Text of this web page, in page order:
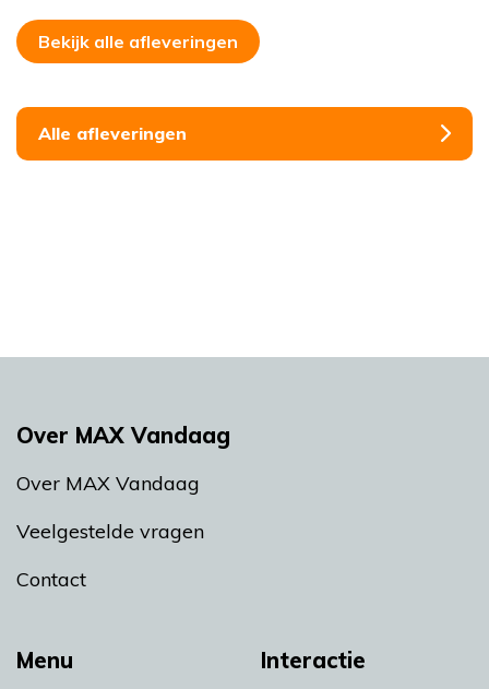
Bekijk alle afleveringen
Alle afleveringen
Menu Interactie
Over MAX Vandaag
Over MAX Vandaag
Veelgestelde vragen
Contact